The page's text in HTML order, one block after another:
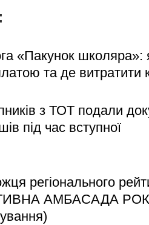
«Пакунок школяра»:
та де витратити
з ТОТ подали
під час вступної
регіонального
АМБАСАДА